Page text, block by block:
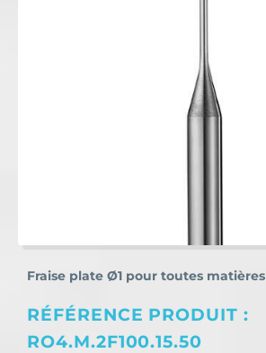
Fraise plate Ø1 pour toutes matières
RÉFÉRENCE PRODUIT :
RO4.M.2F100.15.50